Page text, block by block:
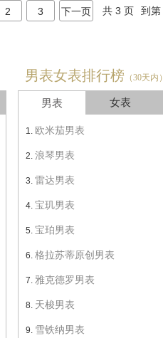
2 3 下一页 共 3 页 到第
男表女表排行榜 （30天内）
男表 女表
欧米茄男表
浪琴男表
雷达男表
宝玑男表
宝珀男表
格拉苏蒂原创男表
雅克德罗男表
天梭男表
雪铁纳男表